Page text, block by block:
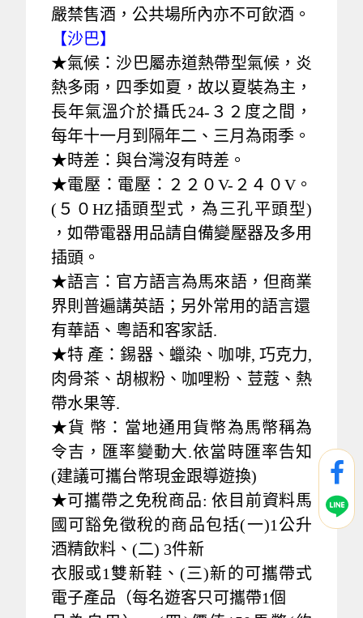
嚴禁售酒，公共場所內亦不可飲酒。
【沙巴】
★氣候：沙巴屬赤道熱帶型氣候，炎
熱多雨，四季如夏，故以夏裝為主，
長年氣溫介於攝氏24-３２度之間，
每年十一月到隔年二、三月為雨季。
★時差：與台灣沒有時差。
★電壓：電壓：２２０V-２４０V。
(５０HZ插頭型式，為三孔平頭型)
，如帶電器用品請自備變壓器及多用
插頭。
★語言：官方語言為馬來語，但商業
界則普遍講英語；另外常用的語言還
有華語、粵語和客家話.
★特 產：錫器、蠟染、咖啡, 巧克力,
肉骨茶、胡椒粉、咖哩粉、荳蔻、熱
帶水果等.
★貨 幣：當地通用貨幣為馬幣稱為
令吉，匯率變動大.依當時匯率告知
(建議可攜台幣現金跟導遊換)
★可攜帶之免稅商品: 依目前資料馬
國可豁免徵稅的商品包括(一)1公升
酒精飲料、(二) 3件新
衣服或1雙新鞋、(三)新的可攜帶式
電子產品（每名遊客只可攜帶1個